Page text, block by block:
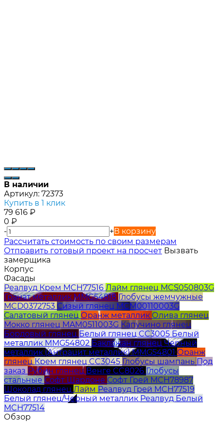
В наличии
Артикул: 72373
Купить в 1 клик
79 616 ₽
0 ₽
-
+В корзину
Расcчитать стоимость по своим размерам
Отправить готовый проект на просчет Вызвать
замерщика
Корпус
Фасады
Реалвуд Крем MCH77516 Лайм глянец MCS050803G
Гранат металлик MMG54818 Глобусы жемчужные
MCD0372753 Сизый глянец MCM00110003G
Салатовый глянец Оранж металлик Олива глянец
Мокко глянец MAM0511003G Капучино глянец
Бордовый глянец Белый глянец CC3005 Белый
металлик MMG54802 Баклажан глянец Черный
металлик (Антрацит металлик) MMG54801 Оранж
глянец Крем глянец CC3045 Глобусы шампань Под
заказ Рубин глянец Венге CC8026 Глобусы
стальные Софт Шардоне Софт Грей MCH78987
Шоколад глянец Лайм Реалвуд Грей MCH77519
Белый глянец/Черный металлик Реалвуд Белый
MCH77514
Обзор